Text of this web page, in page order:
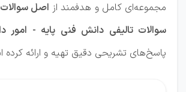
مجموعه‌ای کامل و هدفمند از اصل سوالات
سوالات تالیفی دانش فنی پایه - امور
پاسخ‌های تشریحی دقیق تهیه و ارائه